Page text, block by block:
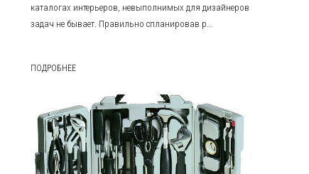
каталогах интерьеров, невыполнимых для дизайнеров
задач не бывает. Правильно спланировав р...
ПОДРОБНЕЕ